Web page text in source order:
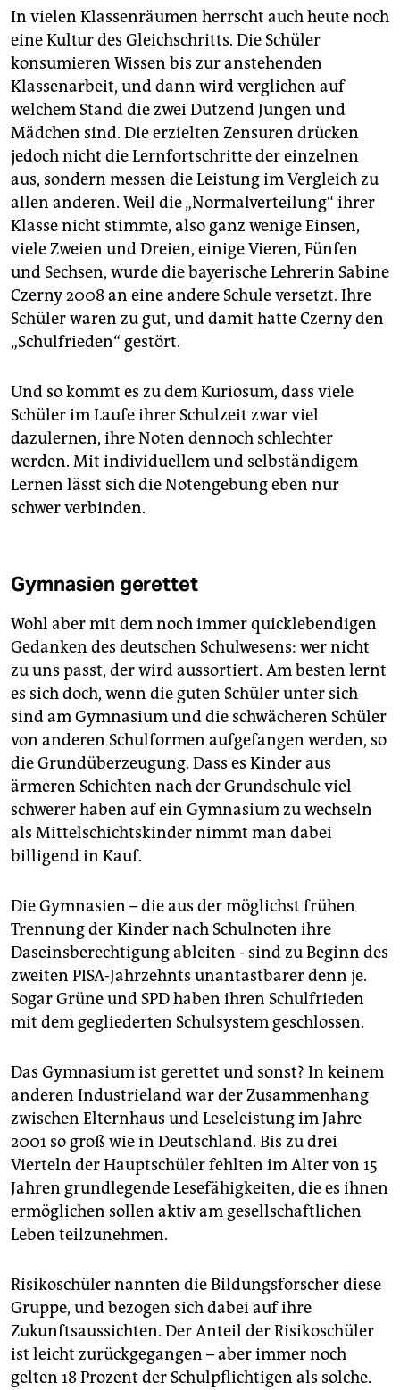
In vielen Klassenräumen herrscht auch heute noch
eine Kultur des Gleichschritts. Die Schüler
konsumieren Wissen bis zur anstehenden
Klassenarbeit, und dann wird verglichen auf
welchem Stand die zwei Dutzend Jungen und
Mädchen sind. Die erzielten Zensuren drücken
jedoch nicht die Lernfortschritte der einzelnen
aus, sondern messen die Leistung im Vergleich zu
allen anderen. Weil die „Normalverteilung“ ihrer
Klasse nicht stimmte, also ganz wenige Einsen,
viele Zweien und Dreien, einige Vieren, Fünfen
und Sechsen, wurde die bayerische Lehrerin Sabine
Czerny 2008 an eine andere Schule versetzt. Ihre
Schüler waren zu gut, und damit hatte Czerny den
„Schulfrieden“ gestört.
Und so kommt es zu dem Kuriosum, dass viele
Schüler im Laufe ihrer Schulzeit zwar viel
dazulernen, ihre Noten dennoch schlechter
werden. Mit individuellem und selbständigem
Lernen lässt sich die Notengebung eben nur
schwer verbinden.
Gymnasien gerettet
Wohl aber mit dem noch immer quicklebendigen
Gedanken des deutschen Schulwesens: wer nicht
zu uns passt, der wird aussortiert. Am besten lernt
es sich doch, wenn die guten Schüler unter sich
sind am Gymnasium und die schwächeren Schüler
von anderen Schulformen aufgefangen werden, so
die Grundüberzeugung. Dass es Kinder aus
ärmeren Schichten nach der Grundschule viel
schwerer haben auf ein Gymnasium zu wechseln
als Mittelschichtskinder nimmt man dabei
billigend in Kauf.
Die Gymnasien – die aus der möglichst frühen
Trennung der Kinder nach Schulnoten ihre
Daseinsberechtigung ableiten - sind zu Beginn des
zweiten PISA-Jahrzehnts unantastbarer denn je.
Sogar Grüne und SPD haben ihren Schulfrieden
mit dem gegliederten Schulsystem geschlossen.
Das Gymnasium ist gerettet und sonst? In keinem
anderen Industrieland war der Zusammenhang
zwischen Elternhaus und Leseleistung im Jahre
2001 so groß wie in Deutschland. Bis zu drei
Vierteln der Hauptschüler fehlten im Alter von 15
Jahren grundlegende Lesefähigkeiten, die es ihnen
ermöglichen sollen aktiv am gesellschaftlichen
Leben teilzunehmen.
Risikoschüler nannten die Bildungsforscher diese
Gruppe, und bezogen sich dabei auf ihre
Zukunftsaussichten. Der Anteil der Risikoschüler
ist leicht zurückgegangen – aber immer noch
gelten 18 Prozent der Schulpflichtigen als solche.